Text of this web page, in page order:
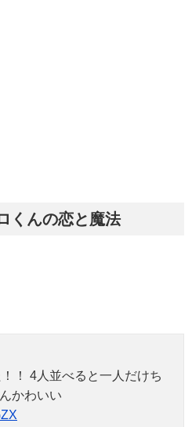
くんの恋と魔法
！ 4人並べると一人だけち
かわいい